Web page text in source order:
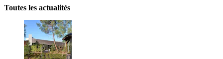
Toutes les actualités